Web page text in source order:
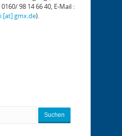
98 14 66 40, E-Mail :
[at] gmx.de).
Suchen